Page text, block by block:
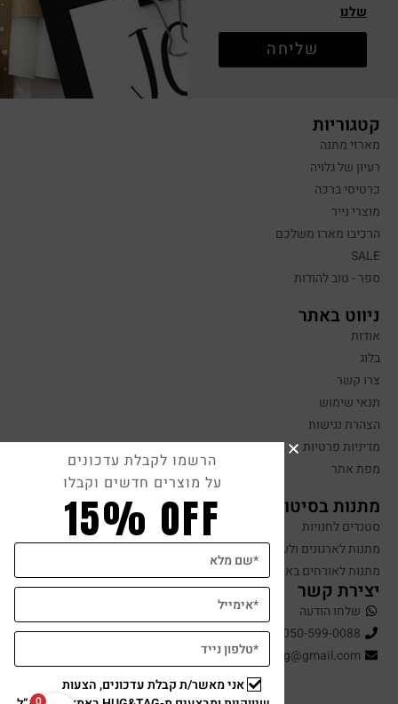
שלנו
שליחה
קטגוריות
מארזי מתנה
רעיון של גלויה
כרטיסי ברכה
מוצרי נייר
הרכיבו מארז משלכם
SALE
ספר - טוב להודות
ניווט באתר
אודות
בלוג
צרו קשר
תנאי שימוש
הצהרת נגישות
מדיניות פרטיות
מפת אתר
מתנות בסיטונאות
סטנדים לחנויות
מתנות לארגונים ולעובדים
מתנות לאורחים באירועים
יצירת קשר
שלחו הודעה
050-599-0088
hugandtag@gmail.com
הרשמו לקבלת עדכונים
על מוצרים חדשים וקבלו
15% OFF
אני מאשר/ת קבלת עדכונים, הצעות